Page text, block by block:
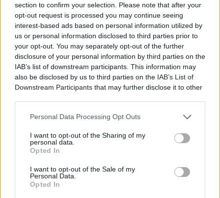
section to confirm your selection. Please note that after your
opt-out request is processed you may continue seeing
interest-based ads based on personal information utilized by
us or personal information disclosed to third parties prior to
your opt-out. You may separately opt-out of the further
disclosure of your personal information by third parties on the
IAB’s list of downstream participants. This information may
also be disclosed by us to third parties on the IAB’s List of
Downstream Participants that may further disclose it to other
Personal Data Processing Opt Outs
I want to opt-out of the Sharing of my
personal data.
Opted In
I want to opt-out of the Sale of my
Personal Data.
Opted In